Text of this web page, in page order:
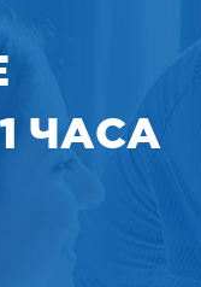
ЧАСА